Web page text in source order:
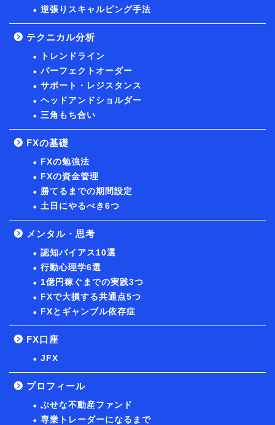
逆張りスキャルピング手法
テクニカル分析
トレンドライン
パーフェクトオーダー
サポート・レジスタンス
ヘッドアンドショルダー
三角もち合い
FXの基礎
FXの勉強法
FXの資金管理
勝てるまでの期間設定
土日にやるべき6つ
メンタル・思考
認知バイアス10選
行動心理学6選
1億円稼ぐまでの実践3つ
FXで大損する共通点5つ
FXとギャンブル依存症
FX口座
JFX
プロフィール
ぶせな不動産ファンド
専業トレーダーになるまで